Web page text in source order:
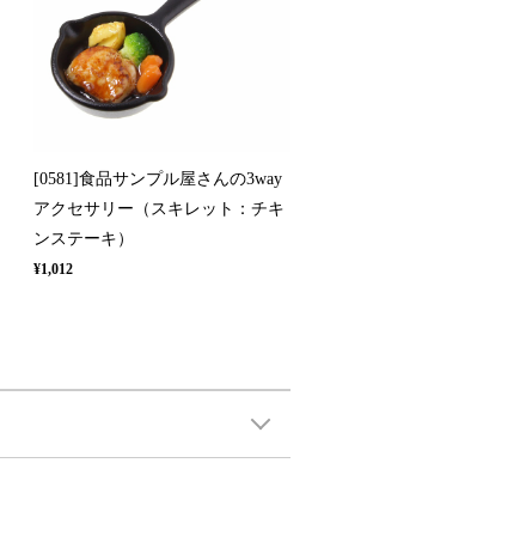
[0581]食品サンプル屋さんの3way
アクセサリー（スキレット：チキ
ンステーキ）
¥1,012